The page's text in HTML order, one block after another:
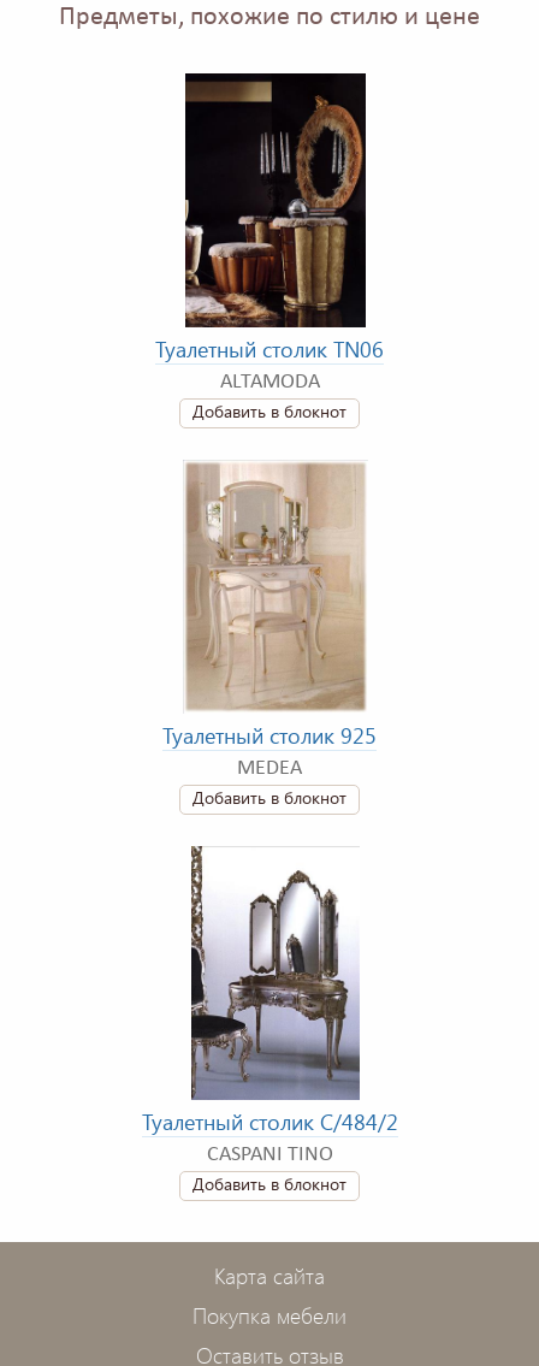
Предметы, похожие по стилю и цене
Туалетный столик TN06
ALTAMODA
Добавить в блокнот
Туалетный столик 925
MEDEA
Добавить в блокнот
Туалетный столик C/484/2
CASPANI TINO
Добавить в блокнот
Карта сайта
Покупка мебели
Оставить отзыв